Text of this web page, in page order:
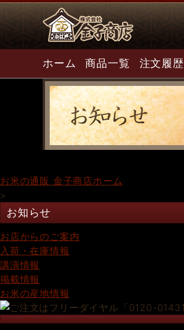
検索
ホーム 商品一覧 注文履歴
お米の通販 金子商店ホーム
>
お知らせ
お店からのご案内
入荷・在庫情報
講演情報
掲載情報
お米の産地情報